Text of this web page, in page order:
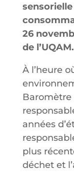
26
de l’UQAM.
À l’heure
années
plus
déchet et